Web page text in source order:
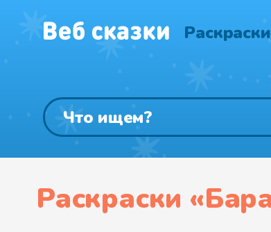
Раскраски